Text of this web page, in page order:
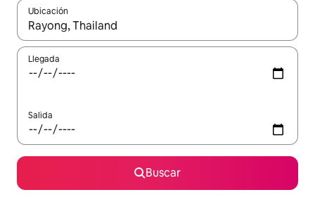
Ubicación
Cuando los resultados estén disponibles, navega con las
Llegada
Salida
Buscar